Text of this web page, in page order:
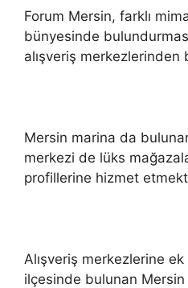
Forum Mersin, farklı
bünyesinde
alışveriş merkezlerinden
Mersin marina da
merkezi de lüks
profillerine hizmet
Alışveriş merkezlerine
ilçesinde bulunan